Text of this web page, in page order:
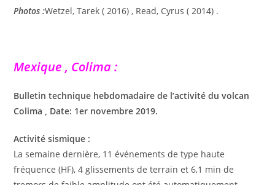
Photos :Wetzel, Tarek ( 2016) , Read, Cyrus ( 2014) .
Mexique , Colima :
Bulletin technique hebdomadaire de l’activité du volcan
Colima , Date: 1er novembre 2019.
Activité sismique :
La semaine dernière, 11 événements de type haute
fréquence (HF), 4 glissements de terrain et 6,1 min de